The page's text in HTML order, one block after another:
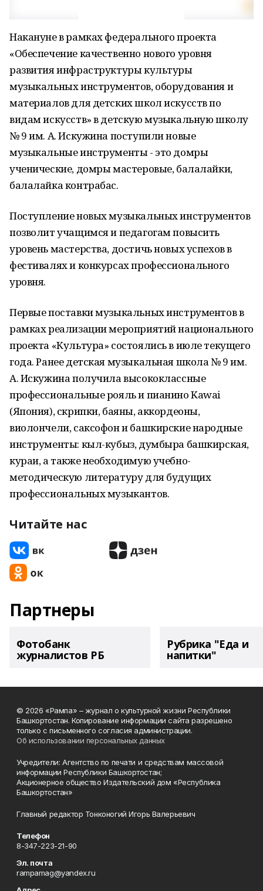
Накануне в рамках федерального проекта
«Обеспечение качественно нового уровня
развития инфраструктуры культуры
музыкальных инструментов, оборудования и
материалов для детских школ искусств по
видам искусств» в детскую музыкальную школу
№ 9 им. А. Искужина поступили новые
музыкальные инструменты - это домры
ученические, домры мастеровые, балалайки,
балалайка контрабас.
Поступление новых музыкальных инструментов
позволит учащимся и педагогам повысить
уровень мастерства, достичь новых успехов в
фестивалях и конкурсах профессионального
уровня.
Первые поставки музыкальных инструментов в
рамках реализации мероприятий национального
проекта «Культура» состоялись в июле текущего
года. Ранее детская музыкальная школа № 9 им.
А. Искужина получила высококлассные
профессиональные рояль и пианино Kawai
(Япония), скрипки, баяны, аккордеоны,
виолончели, саксофон и башкирские народные
инструменты: кыл-кубыз, думбыра башкирская,
кураи, а также необходимую учебно-
методическую литературу для будущих
профессиональных музыкантов.
Читайте нас
Партнеры
Фотобанк
журналистов РБ
Рубрика "Еда и
напитки"
© 2026 «Рампа» – журнал о культурной жизни Республики
Башкортостан. Копирование информации сайта разрешено
только с письменного согласия администрации.
Об использовании персональных данных
Учредители: Агентство по печати и средствам массовой
информации Республики Башкортостан;
Акционерное общество Издательский дом «Республика
Башкортостан»
Главный редактор Тонконогий Игорь Валерьевич
Телефон
8-347-223-21-90
Эл. почта
rampamag@yandex.ru